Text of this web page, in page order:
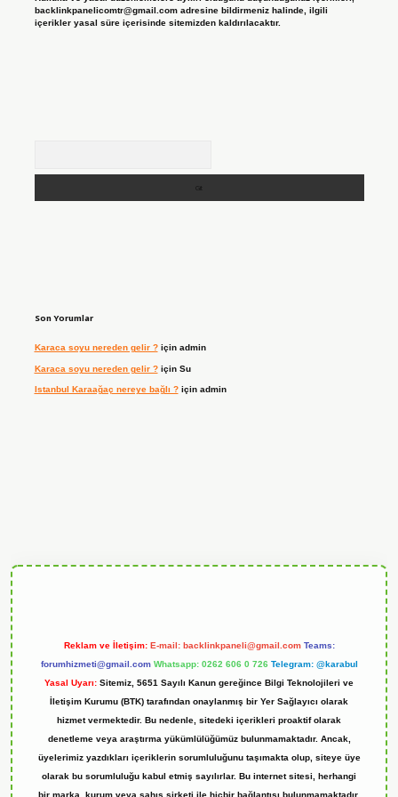
backlinkpanelicomtr@gmail.comadresine bildirmeniz halinde, ilgili
içerikler yasal süre içerisinde sitemizden kaldırılacaktır.
Son Yorumlar
Karaca soyu nereden gelir ?için admin
Karaca soyu nereden gelir ?için Su
Istanbul Karaağaç nereye bağlı ?için admin
Reklam ve İletişim: E-mail: backlinkpaneli@gmail.com Teams:
forumhizmeti@gmail.com Whatsapp: 0262 606 0 726 Telegram: @karabul
Yasal Uyarı: Sitemiz, 5651 Sayılı Kanun gereğince Bilgi Teknolojileri ve
İletişim Kurumu (BTK) tarafından onaylanmış bir Yer Sağlayıcı olarak
hizmet vermektedir. Bu nedenle, sitedeki içerikleri proaktif olarak
denetleme veya araştırma yükümlülüğümüz bulunmamaktadır. Ancak,
üyelerimiz yazdıkları içeriklerin sorumluluğunu taşımakta olup, siteye üye
olarak bu sorumluluğu kabul etmiş sayılırlar. Bu internet sitesi, herhangi
bir marka, kurum veya şahıs şirketi ile hiçbir bağlantısı bulunmamaktadır.